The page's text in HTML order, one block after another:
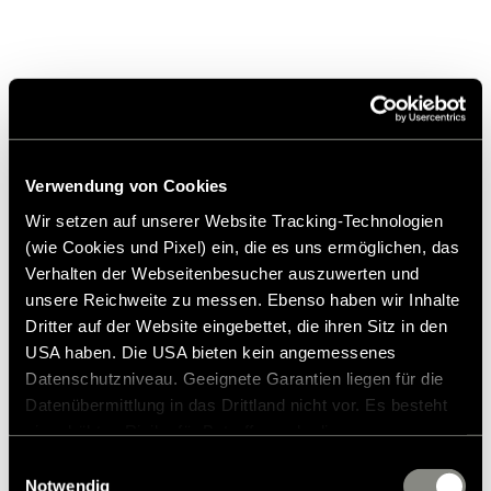
Verwendung von Cookies
Wir setzen auf unserer Website Tracking-Technologien
(wie Cookies und Pixel) ein, die es uns ermöglichen, das
Verhalten der Webseitenbesucher auszuwerten und
unsere Reichweite zu messen. Ebenso haben wir Inhalte
Dritter auf der Website eingebettet, die ihren Sitz in den
USA haben. Die USA bieten kein angemessenes
Datenschutzniveau. Geeignete Garantien liegen für die
Datenübermittlung in das Drittland nicht vor. Es besteht
zustehen. Eingesetzte Dienstleister können Daten für
Notwendig
Montageanleitung 3056732 FR
FR
PDF | 475,7 KB
Download